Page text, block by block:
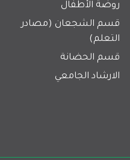
روضة الأطفال
قسم الشجعان (مصادر
التعلم)
قسم الحضانة
الارشاد الجامعي